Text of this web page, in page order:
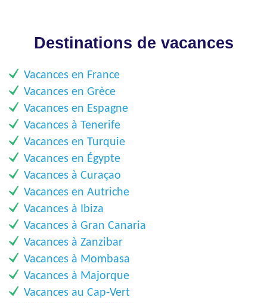
Destinations de vacances
Vacances en France
Vacances en Grèce
Vacances en Espagne
Vacances à Tenerife
​Vacances en Turquie
Vacances en Égypte
Vacances à Curaçao
Vacances en Autriche
Vacances à Ibiza
Vacances à Gran Canaria
Vacances à Zanzibar
Vacances à Mombasa
Vacances à Majorque
Vacances au Cap-Vert